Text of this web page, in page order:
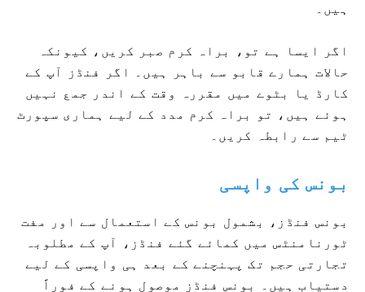
ہیں۔
اگر ایسا ہے تو، براہ کرم صبر کریں، کیونکہ
حالات ہمارے قابو سے باہر ہیں۔ اگر فنڈز آپ کے
کارڈ یا بٹوے میں مقررہ وقت کے اندر جمع نہیں
ہوئے ہیں، تو براہ کرم مدد کے لیے ہماری سپورٹ
ٹیم سے رابطہ کریں۔
بونس کی واپسی
بونس فنڈز، بشمول بونس کے استعمال سے اور مفت
ٹورنامنٹس میں کمائے گئے فنڈز، آپ کے مطلوبہ
تجارتی حجم تک پہنچنے کے بعد ہی واپسی کے لیے
دستیاب ہیں۔ بونس فنڈز موصول ہونے کے فوراً